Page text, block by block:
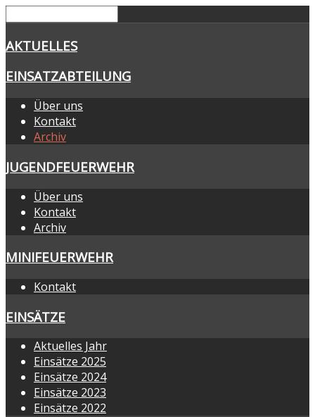
AKTUELLES
EINSATZABTEILUNG
Über uns
Kontakt
Archiv
JUGENDFEUERWEHR
Über uns
Kontakt
Archiv
MINIFEUERWEHR
Kontakt
EINSÄTZE
Aktuelles Jahr
Einsätze 2025
Einsätze 2024
Einsätze 2023
Einsätze 2022